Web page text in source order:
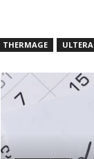
THERMAGE ULTERA